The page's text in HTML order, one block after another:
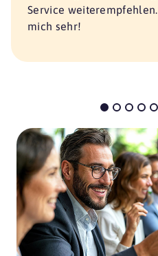
Service
mich sehr!